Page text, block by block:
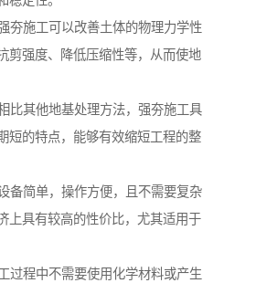
夯施工可以改善土体的物理力学性
剪强度、降低压缩性等，从而使地
比其他地基处理方法，强夯施工具
短的特点，能够有效缩短工程的整
备简单，操作方便，且不需要复杂
上具有较高的性价比，尤其适用于
过程中不需要使用化学材料或产生